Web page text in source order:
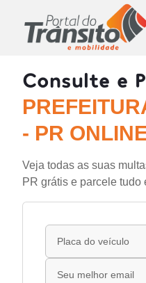
Consulte e
- PR
Veja todas as suas
PR grátis e parcele tudo